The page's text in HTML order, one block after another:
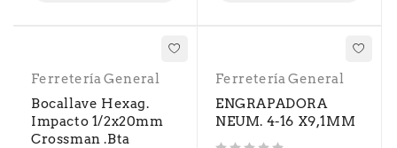
Ferretería General
Bocallave Hexag.
Impacto 1/2x20mm
Crossman .Bta
Ferretería General
ENGRAPADORA
NEUM. 4-16 X9,1MM